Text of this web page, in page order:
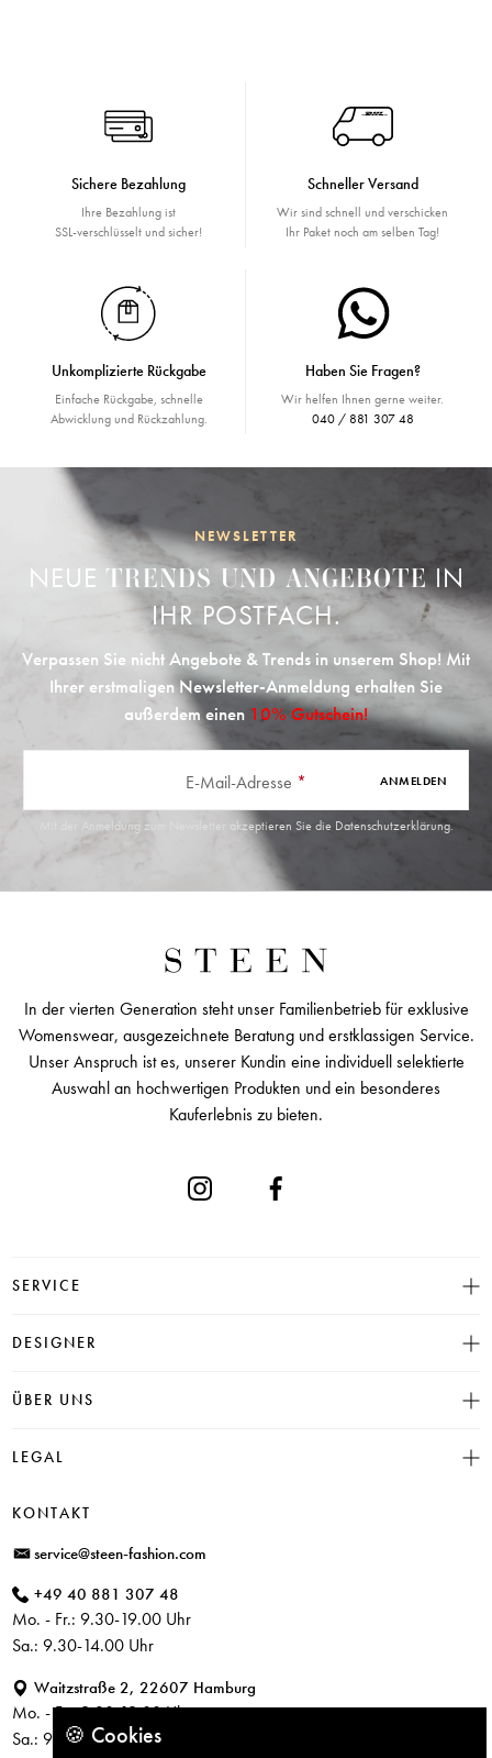
Sichere Bezahlung
Ihre Bezahlung ist
SSL-verschlüsselt und sicher!
Schneller Versand
Wir sind schnell und verschicken
Ihr Paket noch am selben Tag!
Unkomplizierte Rückgabe
Einfache Rückgabe, schnelle
Abwicklung und Rückzahlung.
Haben Sie Fragen?
Wir helfen Ihnen gerne weiter.
040 / 881 307 48
NEWSLETTER
NEUE TRENDS UND ANGEBOTEIN
IHR POSTFACH.
Verpassen Sie nicht Angebote & Trends in unserem Shop! Mit
Ihrer erstmaligen Newsletter-Anmeldung erhalten Sie
außerdem einen 10% Gutschein!
E-Mail-Adresse * ANMELDEN
Mit der Anmeldung zum Newsletter akzeptieren Sie die Datenschutzerklärung.
In der vierten Generation steht unser Familienbetrieb für exklusive
Womenswear, ausgezeichnete Beratung und erstklassigen Service.
Unser Anspruch ist es, unserer Kundin eine individuell selektierte
Auswahl an hochwertigen Produkten und ein besonderes
Kauferlebnis zu bieten.
SERVICE
Größentabelle
Häufige Fragen
Rücksendung
DESIGNER
INSIEME
JUVIA
CANDICE COOPER
+ Mehr Designer
ÜBER UNS
Historie
LEGAL
Impressum
KONTAKT
service@steen-fashion.com
+49 40 881 307 48
Mo. - Fr.: 9.30-19.00 Uhr
Sa.: 9.30-14.00 Uhr
Waitzstraße 2, 22607 Hamburg
Mo. - Fr.: 9.30-19.00 Uhr
Sa.: 9.30-14.00 Uhr
🍪 Cookies